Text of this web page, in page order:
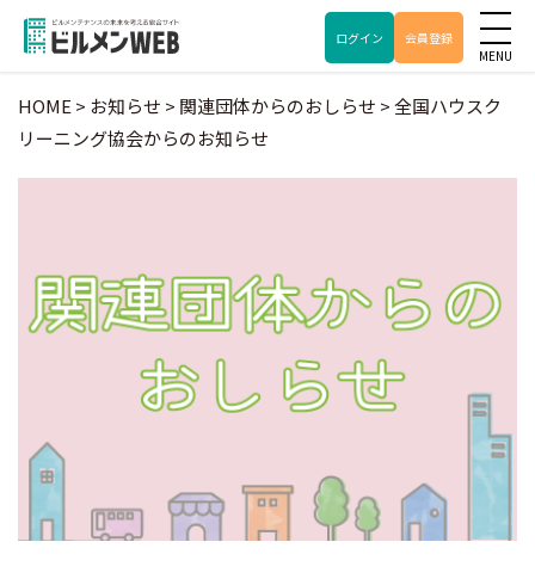
ログイン 会員登録
HOME > お知らせ > 関連団体からのおしらせ >全国ハウスク
リーニング協会からのお知らせ